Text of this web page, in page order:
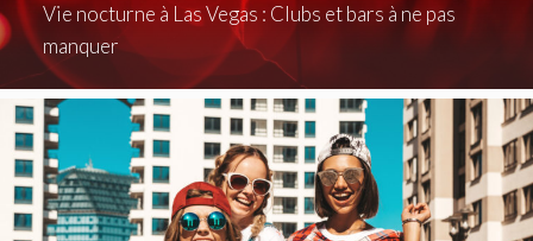
Vie nocturne à Las Vegas : Clubs et bars à ne pas
manquer